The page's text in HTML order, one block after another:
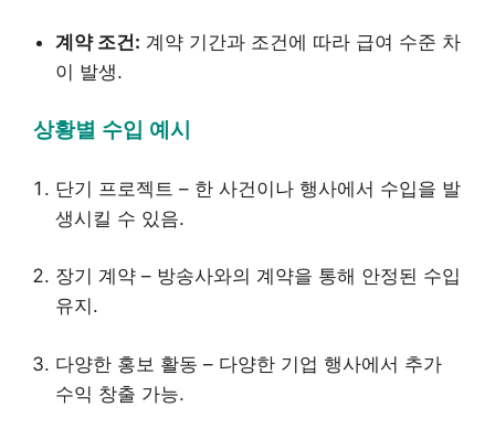
계약 조건: 계약 기간과 조건에 따라 급여 수준 차
이 발생.
상황별 수입 예시
단기 프로젝트 – 한 사건이나 행사에서 수입을 발
생시킬 수 있음.
장기 계약 – 방송사와의 계약을 통해 안정된 수입
유지.
다양한 홍보 활동 – 다양한 기업 행사에서 추가
수익 창출 가능.